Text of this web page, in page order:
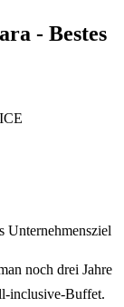
- Bestes
Unternehmensziel
noch drei Jahre
inclusive-Buffet.